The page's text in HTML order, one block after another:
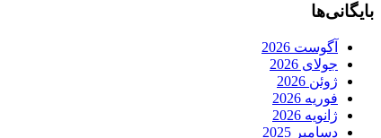
بایگانی‌ها
آگوست 2026
جولای 2026
ژوئن 2026
فوریه 2026
ژانویه 2026
دسامبر 2025